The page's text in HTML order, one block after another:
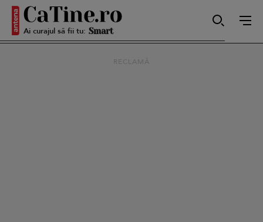
Ai curajul să fii tu: Autentică
RECLAMĂ